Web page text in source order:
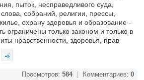
пыток, несправедливого суда,
собраний, религии, прессы,
охрану здоровья и образование -
ограничены только законом и только в
нравственности, здоровья, прав
Просмотров: 584 Комментариев: 0